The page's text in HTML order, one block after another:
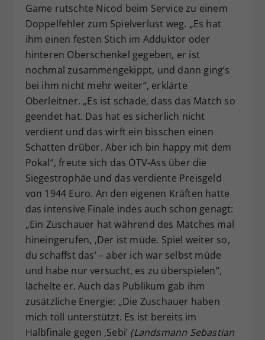
Game rutschte Nicod beim Service zu einem
Doppelfehler zum Spielverlust weg. „Es hat
ihm einen festen Stich im Adduktor oder
hinteren Oberschenkel gegeben, er ist
nochmal zusammengekippt, und dann ging’s
bei ihm nicht mehr weiter“, erklärte
Oberleitner. „Es ist schade, dass das Match so
geendet hat. Das hat es sicherlich nicht
verdient und das wirft ein bisschen einen
Schatten drüber. Aber ich bin happy mit dem
Pokal“, freute sich das ÖTV-Ass über die
Siegestrophäe und das verdiente Preisgeld
von 1944 Euro. An den eigenen Kräften hatte
das intensive Finale indes auch schon genagt:
„Ein Zuschauer hat während des Matches mal
hineingerufen, ‚Der ist müde. Spiel weiter so,
du schaffst das’ – aber ich war selbst müde
und habe nur versucht, es zu überspielen“,
lächelte er. Auch das Publikum gab ihm
zusätzliche Energie: „Die Zuschauer haben
mich toll unterstützt. Es ist bereits im
Halbfinale gegen ‚Sebi’ (Landsmann Sebastian